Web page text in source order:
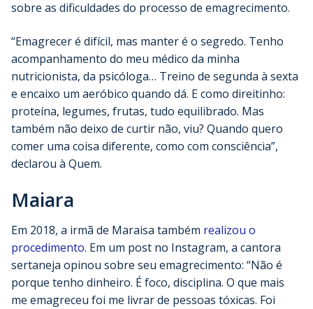
sobre as dificuldades do processo de emagrecimento.
“Emagrecer é difícil, mas manter é o segredo. Tenho
acompanhamento do meu médico da minha
nutricionista, da psicóloga… Treino de segunda à sexta
e encaixo um aeróbico quando dá. E como direitinho:
proteína, legumes, frutas, tudo equilibrado. Mas
também não deixo de curtir não, viu? Quando quero
comer uma coisa diferente, como com consciência”,
declarou à Quem.
Maiara
Em 2018, a irmã de Maraisa também realizou o
procedimento. Em um post no Instagram, a cantora
sertaneja opinou sobre seu emagrecimento: “Não é
porque tenho dinheiro. É foco, disciplina. O que mais
me emagreceu foi me livrar de pessoas tóxicas. Foi